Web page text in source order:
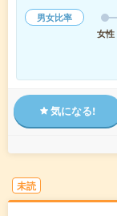
男女比率
女性
気になる!
未読